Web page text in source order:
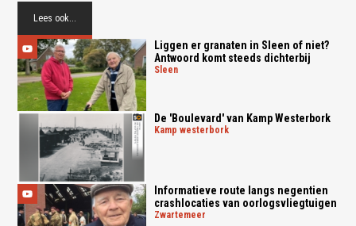
Lees ook...
Liggen er granaten in Sleen of niet?
Antwoord komt steeds dichterbij
sleen
De 'Boulevard' van Kamp Westerbork
kamp westerbork
Informatieve route langs negentien
crashlocaties van oorlogsvliegtuigen
zwartemeer